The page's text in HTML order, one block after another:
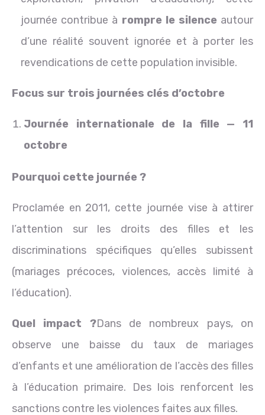
journée contribue à rompre le silence autour
d’une réalité souvent ignorée et à porter les
revendications de cette population invisible.
Focus sur trois journées clés d’octobre
Journée internationale de la fille — 11
octobre
Pourquoi cette journée ?
Proclamée en 2011, cette journée vise à attirer
l’attention sur les droits des filles et les
discriminations spécifiques qu’elles subissent
(mariages précoces, violences, accès limité à
l’éducation).
Quel impact ?Dans de nombreux pays, on
observe une baisse du taux de mariages
d’enfants et une amélioration de l’accès des filles
à l’éducation primaire. Des lois renforcent les
sanctions contre les violences faites aux filles.